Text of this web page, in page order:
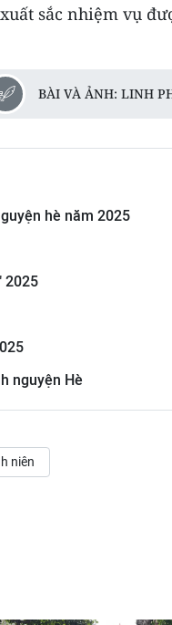
sắc nhiệm vụ
BÀI VÀ ẢNH: LINH
hè năm 2025
2025
nguyện Hè
niên